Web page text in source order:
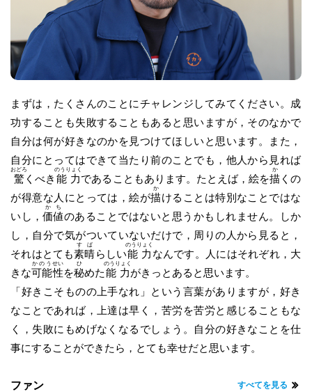
まずは，たくさんのことにチャレンジしてみてください。成
功することも失敗することもあると思いますが，そのなかで
自分は何が好きなのかを見つけてほしいと思います。また，
自分にとってはできて当たり前のことでも，他人から見れば
驚
おどろ
くべき 能力
のうりょく
であることもあります。たとえば，絵を描
か
くの
が得意な人にとっては，絵が描
か
けることは特別なことではな
いし，価値
かち
のあることではないと思うかもしれません。しか
し，自分で気がついていないだけで，周りの人から見ると，
それはとても素晴
すば
らしい能力
のうりょく
なんです。人にはそれぞれ，大
きな可能
かのう
性
せい
を秘
ひ
めた能力
のうりょく
がきっとあると思います。
「好きこそものの上手なれ」という言葉がありますが，好き
なことであれば，上達は早く，苦労を苦労と感じることもな
く，失敗にもめげなくなるでしょう。自分の好きなことを仕
事にすることができたら，とても幸せだと思います。
ファン すべてを見る